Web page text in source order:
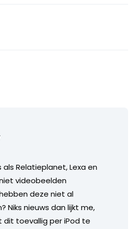
Relatieplanet, Lexa en
videobeelden
deze niet al
Niks nieuws dan lijkt me,
dit toevallig per iPod te